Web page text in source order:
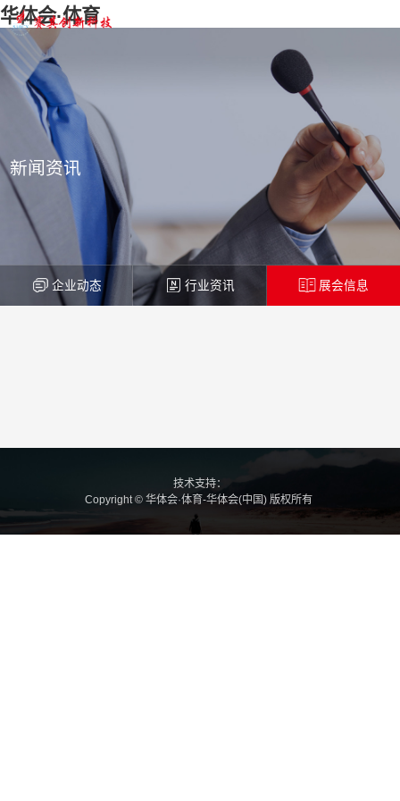
华体会·体育
新闻资讯
企业动态 行业资讯 展会信息
技术支持：
Copyright © 华体会·体育-华体会(中国) 版权所有